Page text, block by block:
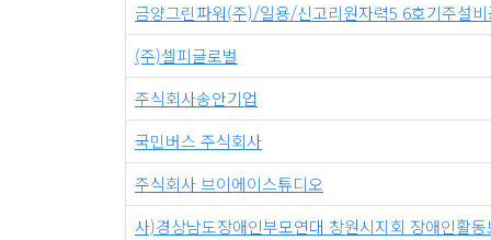
금양그린파워(주)/일용/신고리원자력5 6호기주설
(주)셀피글로벌
주식회사송안기업
국민버스 주식회사
주식회사 브이에이스튜디오
사)경상남도장애인부모연대 창원시지회 장애인활동